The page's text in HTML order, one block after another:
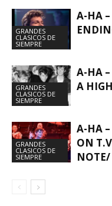
GRANDES
CLASICOS DE
SIEMPRE
A-HA
GRANDES
CLASICOS DE
SIEMPRE
A-HA
A
GRANDES
CLASICOS DE
SIEMPRE
A-HA
ON